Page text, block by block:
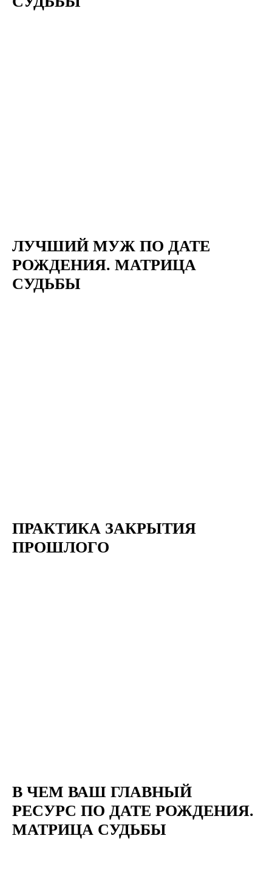
ЛУЧШИЙ МУЖ ПО ДАТЕ
РОЖДЕНИЯ. МАТРИЦА
СУДЬБЫ
ПРАКТИКА ЗАКРЫТИЯ
ПРОШЛОГО
В ЧЕМ ВАШ ГЛАВНЫЙ
РЕСУРС ПО ДАТЕ РОЖДЕНИЯ.
МАТРИЦА СУДЬБЫ